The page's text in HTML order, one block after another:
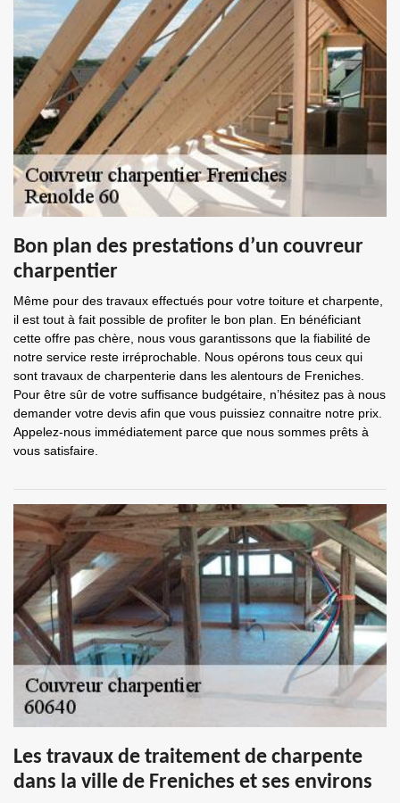
Bon plan des prestations d’un couvreur
charpentier
Même pour des travaux effectués pour votre toiture et charpente,
il est tout à fait possible de profiter le bon plan. En bénéficiant
cette offre pas chère, nous vous garantissons que la fiabilité de
notre service reste irréprochable. Nous opérons tous ceux qui
sont travaux de charpenterie dans les alentours de Freniches.
Pour être sûr de votre suffisance budgétaire, n’hésitez pas à nous
demander votre devis afin que vous puissiez connaitre notre prix.
Appelez-nous immédiatement parce que nous sommes prêts à
vous satisfaire.
Les travaux de traitement de charpente
dans la ville de Freniches et ses environs